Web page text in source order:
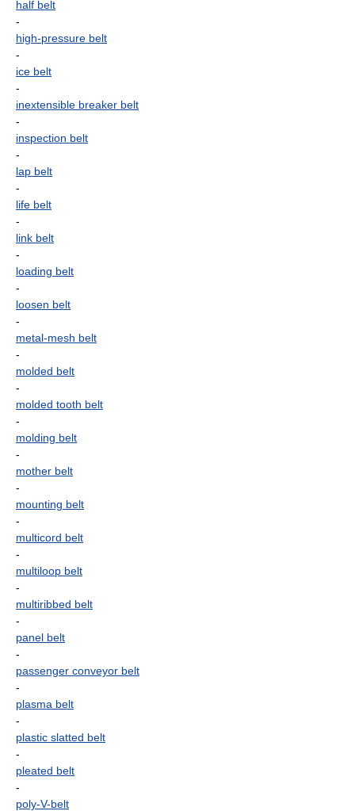
half belt
-
high-pressure belt
-
ice belt
-
inextensible breaker belt
-
inspection belt
-
lap belt
-
life belt
-
link belt
-
loading belt
-
loosen belt
-
metal-mesh belt
-
molded belt
-
molded tooth belt
-
molding belt
-
mother belt
-
mounting belt
-
multicord belt
-
multiloop belt
-
multiribbed belt
-
panel belt
-
passenger conveyor belt
-
plasma belt
-
plastic slatted belt
-
pleated belt
-
poly-V-belt